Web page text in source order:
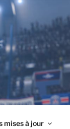
mises à jour